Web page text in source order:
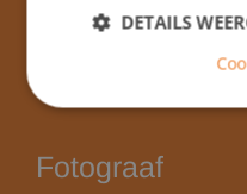
E-mail:
Fotograaf
DETAILS